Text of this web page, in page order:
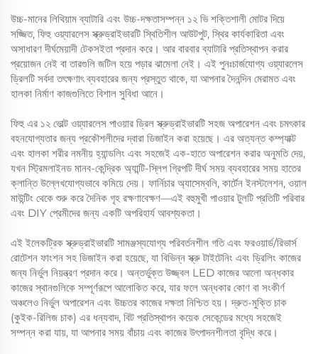
উচ্চ-মানের লিথিয়াম ব্যাটারি এবং উচ্চ-দক্ষতাসম্পন্ন ১২ ভি শক্তিশালী মোটর দিয়ে
সজ্জিত, ফিহু ওয়্যারলেস স্ক্রুড্রাইভারটি স্থিতিশীল আউটপুট, স্থির কার্যকারিতা এবং
অসাধারণ দীর্ঘমেয়াদী টেকসইতা প্রদান করে। আর বারবার ব্যাটারি প্রতিস্থাপন করার
প্রয়োজন নেই বা তারগুলি জটিল হয়ে পড়ার ঝামেলা নেই। এই পুনঃচার্জযোগ্য ওয়্যারলেস
ড্রিলটি সর্বদা তৎক্ষণাৎ ব্যবহারের জন্য প্রস্তুত থাকে, যা আপনার দৈনন্দিন মেরামত এবং
হালকা নির্মাণ কাজগুলিতে বিশাল সুবিধা আনে।
ফিহু এর ১২ ভোল্ট ওয়্যারলেস পাওয়ার ড্রিল স্ক্রুড্রাইভারটি সহজ অপারেশন এবং চমৎকার
বহনযোগ্যতার জন্য প্রকৌশলীদের দ্বারা ডিজাইন করা হয়েছে। এর অত্যন্ত কম্প্যাক্ট
এবং হালকা শরীর নমনীয় হ্যান্ডলিং এবং সহজেই এক-হাতে অপারেশন করার অনুমতি দেয়,
যখন স্ট্রিমলাইনড মানব-কেন্দ্রিক অ্যান্টি-স্লিপ গ্রিপটি দীর্ঘ সময় ব্যবহারের সময় হাতের
ক্লান্তি উল্লেখযোগ্যভাবে কমিয়ে দেয়। ফার্নিচার অ্যাসেম্বলি, কার্টেন ইনস্টলেশন, ওয়াল
মাউন্টিং থেকে শুরু করে দৈনিক গৃহ রক্ষণাবেক্ষণ—এই বহুমুখী পাওয়ার টুলটি প্রতিটি পরিবার
এবং DIY প্রেমীদের জন্য একটি অপরিহার্য আবশ্যকতা।
এই ইলেকট্রিক স্ক্রুড্রাইভারটি সামঞ্জস্যযোগ্য পরিবর্তনশীল গতি এবং ফরওয়ার্ড/রিভার্স
রোটেশন ফাংশন সহ ডিজাইন করা হয়েছে, যা বিভিন্ন স্ক্রু টাইটেনিং এবং ড্রিলিং কাজের
জন্য নির্ভুল নিয়ন্ত্রণ প্রদান করে। অন্তর্ভুক্ত উজ্জ্বল LED কাজের আলো অন্ধকার
কাজের স্থানগুলিকে সম্পূর্ণরূপে আলোকিত করে, যার ফলে অন্ধকার কোণ বা সংকীর্ণ
অঞ্চলেও নির্ভুল অপারেশন এবং উচ্চতর কাজের দক্ষতা নিশ্চিত হয়। দ্রুত-মুক্তি চাক
(কুইক-রিলিজ চাক) এর ধন্যবাদ, বিট প্রতিস্থাপন কয়েক সেকেন্ডের মধ্যে সহজেই
সম্পন্ন করা যায়, যা আপনার সময় বাঁচায় এবং কাজের উৎপাদনশীলতা বৃদ্ধি করে।